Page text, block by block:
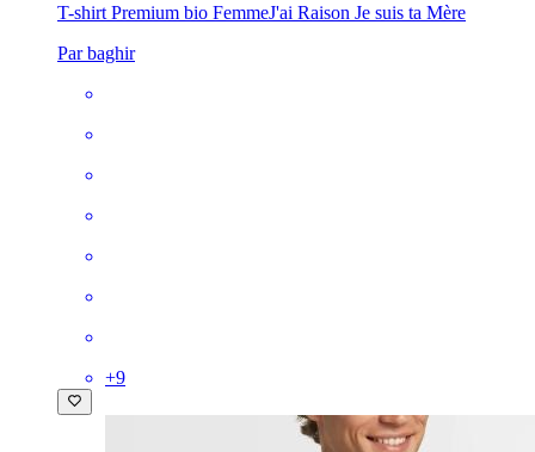
T-shirt Premium bio FemmeJ'ai Raison Je suis ta Mère
Par baghir
+9